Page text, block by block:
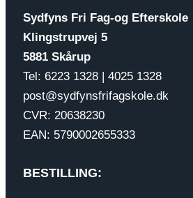
Sydfyns Fri Fag-og Efterskole
Klingstrupvej 5
5881 Skårup
Tel: 6223 1328 | 4025 1328
post@sydfynsfrifagskole.dk
CVR: 20638230
EAN: 5790002655333
BESTILLING: